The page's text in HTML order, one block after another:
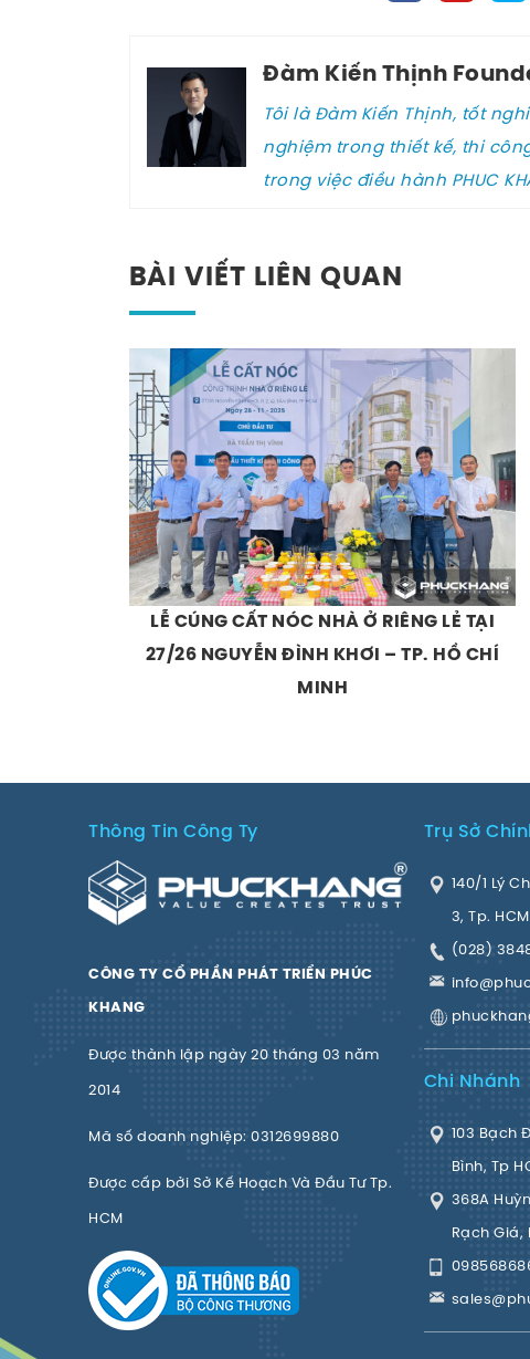
Đàm Kiến Thịnh
Tôi là Đàm Kiến Thịnh, tốt
nghiệm trong thiết kế, thi
trong việc điều hành PHUC
BÀI VIẾT LIÊN QUAN
LỄ CÚNG CẤT NÓC NHÀ Ở RIÊNG LẺ TẠI
27/26 NGUYỄN ĐÌNH KHƠI – TP. HỒ CHÍ
MINH
Thông Tin Công Ty
CÔNG TY CỔ PHẦN PHÁT TRIỂN PHÚC
KHANG
Được thành lập ngày 20 tháng 03 năm
2014
Mã số doanh nghiệp: 0312699880
Được cấp bởi Sở Kế Hoạch Và Đầu Tư Tp.
HCM
Trụ Sở
140/1 Lý
3, Tp. HCM
(028)
Chi Nhánh
103 Bạch
Bình, Tp
368A
Rạch Giá,